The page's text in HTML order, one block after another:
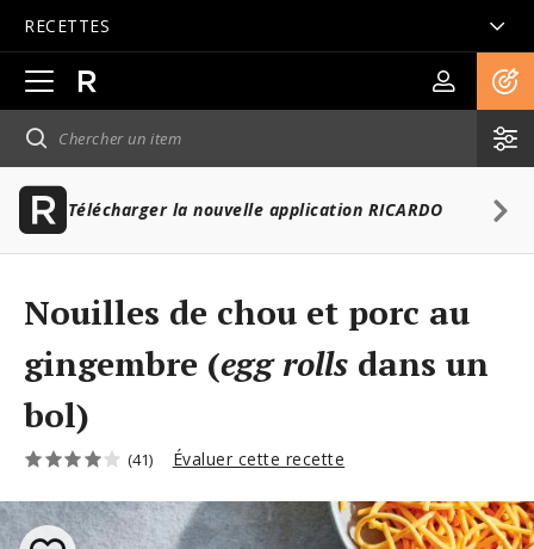
RECETTES
Ouvrir
la
navigation
principale
Télécharger la nouvelle application RICARDO
Nouilles de chou et porc au
gingembre (egg rolls dans un
bol)
(41) Évaluer cette recette